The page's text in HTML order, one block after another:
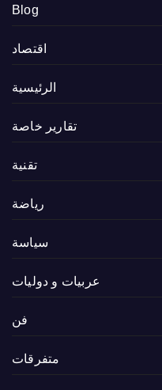
Blog
اقتصاد
الرئيسية
تقارير خاصة
تقنية
رياضة
سياسة
عربيات و دوليات
فن
متفرقات